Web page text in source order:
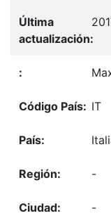
IT
-
-